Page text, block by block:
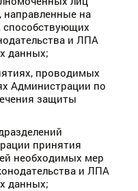
на
способствующих
и ЛПА
данных;
проводимых
Администрации по
защиты
принятия
необходимых мер
и ЛПА
данных;